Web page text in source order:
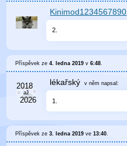
Kinimod1234567890
2.
Příspěvek ze4. ledna 2019 v6:48.
lékařský v něm napsal:
1.
Příspěvek ze3. ledna 2019 ve13:40.